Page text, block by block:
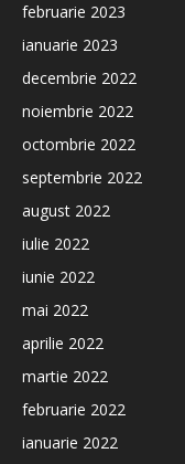
februarie 2023
ianuarie 2023
decembrie 2022
noiembrie 2022
octombrie 2022
septembrie 2022
august 2022
iulie 2022
iunie 2022
mai 2022
aprilie 2022
martie 2022
februarie 2022
ianuarie 2022